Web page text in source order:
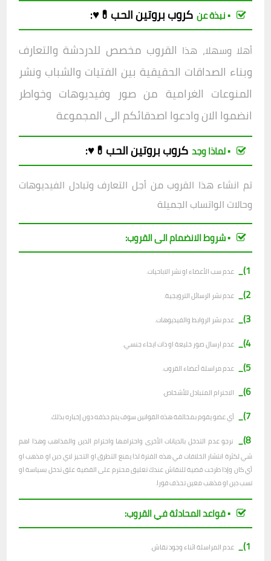
▪︎ نبذة عن كروببروتين الحب💊♥:
أهلا وسهلا، هذا القروب مخصص للدردشة والتعارف
وبناء الصداقات الحقيقية بين الفتيات والشباب ونشر
المنوعات الغرامية من صور وفيديوهات وخواطر
انضموا الان وادعوا اصدقائكم الى المجموعة
▪︎ لماذا وجد كروببروتين الحب💊♥:
تم انشاء هذا القروب من أجل التعارف وتبادل الفيديوهات
وحالات الواتساب الجميلة
▪︎ شروط الانضمام الى القروب:
1)_
عدم سب الأعضاء او نشر الاباحيات.
2)_ عدم نشر الرسائل الترويجية.
3)_ عدم نشر الروابط والفيديوهات.
4)_ عدم ارسال صور خليعة او ذات ايحاء جنسي.
5)_ عدم مراسلة أعضاء القروب.
6)_ الاحترام المتبادل للأشخاص.
7)_ أي عضو يقوم بمخالفة هذه القوانين سوف يتم حذفه دون إخباره بذلك.
8)_
نرجو عدم التدخل بالديانات الأخرى واحترامها واحترام الدين والمذاهب وهذا اهم
شي لكثرة انتشار الخلافات في هذه الفترة لذا يمنع التطرق او التحيز لاي دين او مذهب او
أي كان وإذا طرحت قضية للنقاش عندك تعليق محترم على القضية علق تدخل بسياسة او
تسب دين او مذهب معين تحذف فورا.
▪︎ قواعد المحادثة في القروب:
1)_
عدم المراسلة اثناء وجود نقاش.